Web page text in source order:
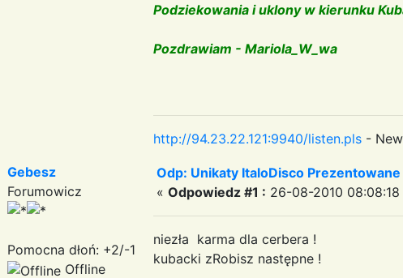
Podziekowania i uklony w kierunku
Pozdrawiam - Mariola_W_wa
http://94.23.22.121:9940/listen.pls -
Gebesz
Forumowicz
Pomocna dłoń: +2/-1
Offline
Odp: Unikaty ItaloDisco
« Odpowiedz #1 : 26-08-2010 08:08:18
niezła karma dla cerbera !
kubacki zRobisz następne !